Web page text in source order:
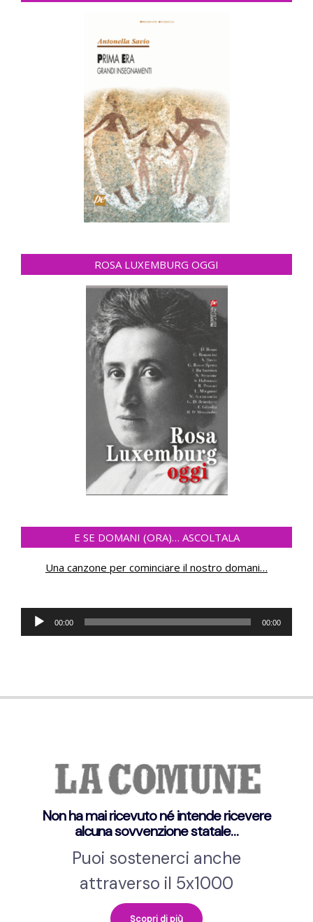
ROSA LUXEMBURG OGGI
E SE DOMANI (ORA)… ASCOLTALA
Una canzone per cominciare il nostro domani…
Audio
Player
00:00 00:00
Non ha mai ricevuto né intende ricevere
alcuna sovvenzione statale…
Puoi sostenerci anche
attraverso il 5x1000
Scopri di più